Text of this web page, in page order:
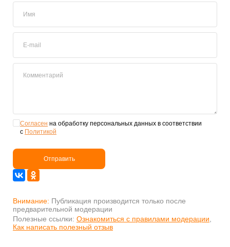
Имя
E-mail
Комментарий
Согласен на обработку персональных данных в соответствии
с Политикой
Отправить
Внимание: Публикация производится только после
предварительной модерации
Полезные ссылки: Ознакомиться с правилами модерации
Как написать полезный отзыв